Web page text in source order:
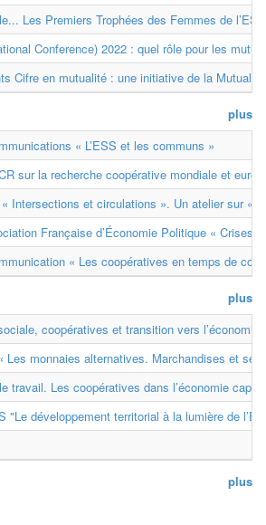
Les Premiers Trophées des Femmes de
Conference) 2022 : quel rôle pour les
Cifre en mutualité : une initiative de la
plus
« L’ESS et les communs »
sur la recherche coopérative mondiale et
« Intersections et circulations ». Un atelier sur «
Française d’Économie Politique « Crises
« Les coopératives en temps de
plus
coopératives et transition vers
Les monnaies alternatives. Marchandises et
travail. Les coopératives dans l’économie
"Le développement territorial à la lumière de
plus